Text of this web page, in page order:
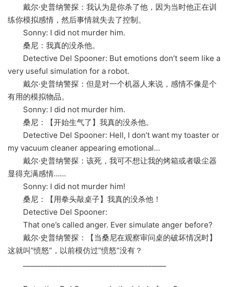
戴尔·史普纳警探：我认为是你杀了他，因为当时他正在训
练你模拟感情，然后事情就失去了控制。
Sonny: I did not murder him.
桑尼：我真的没杀他。
Detective Del Spooner: But emotions don’t seem like a
very useful simulation for a robot.
戴尔·史普纳警探：但是对一个机器人来说，感情不像是个
有用的模拟物品。
Sonny: I did not murder him.
桑尼：【开始生气了】我真的没杀他。
Detective Del Spooner: Hell, I don’t want my toaster or
my vacuum cleaner appearing emotional…
戴尔·史普纳警探：该死，我可不想让我的烤箱或者吸尘器
显得充满感情……
Sonny: I did not murder him!
桑尼：【用拳头敲桌子】我真的没杀他！
Detective Del Spooner:
That one’s called anger. Ever simulate anger before?
戴尔·史普纳警探：【当桑尼在观察审问桌的破坏情况时】
这就叫”愤怒”，以前模仿过”愤怒”没有？